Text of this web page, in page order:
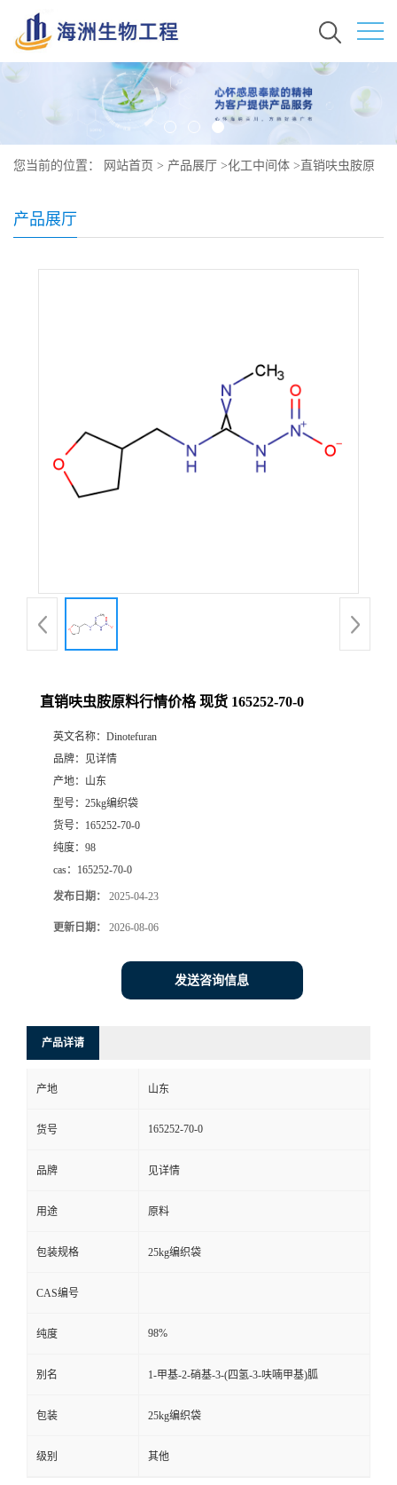
您当前的位置： 网站首页 > 产品展厅 >化工中间体 > 直销呋虫胺原
产品展厅
直销呋虫胺原料行情价格 现货 165252-70-0
英文名称： Dinotefuran
品牌：
见详情
产地： 山东
型号： 25kg编织袋
货号： 165252-70-0
纯度： 98
cas： 165252-70-0
发布日期： 2025-04-23
更新日期： 2026-08-06
发送咨询信息
产品详请
产地 山东
货号 165252-70-0
品牌 见详情
用途 原料
包装规格 25kg编织袋
CAS编号
纯度 98%
别名 1-甲基-2-硝基-3-(四氢-3-呋喃甲基)胍
包装 25kg编织袋
级别 其他